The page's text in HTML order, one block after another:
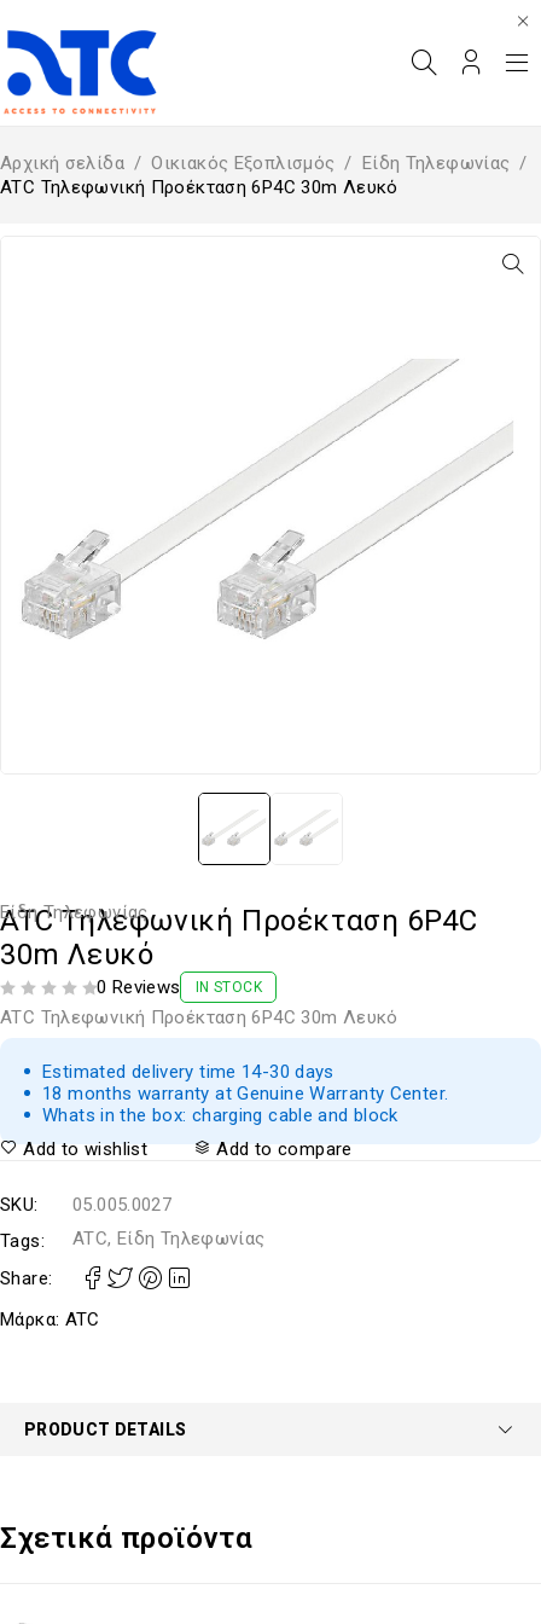
Αρχική σελίδα / Οικιακός Εξοπλισμός / Είδη Τηλεφωνίας /
ATC Τηλεφωνική Προέκταση 6P4C 30m Λευκό
Είδη Τηλεφωνίας
ATC Τηλεφωνική Προέκταση 6P4C
30m Λευκό
0 Reviews IN STOCK
ATC Τηλεφωνική Προέκταση 6P4C 30m Λευκό
Estimated delivery time 14-30 days
18 months warranty at Genuine Warranty Center.
Whats in the box: charging cable and block
Add to wishlist
Add to compare
SKU:
05.005.0027
Tags:
ATC, Είδη Τηλεφωνίας
Share:
Μάρκα: ATC
PRODUCT DETAILS
Σχετικά προϊόντα